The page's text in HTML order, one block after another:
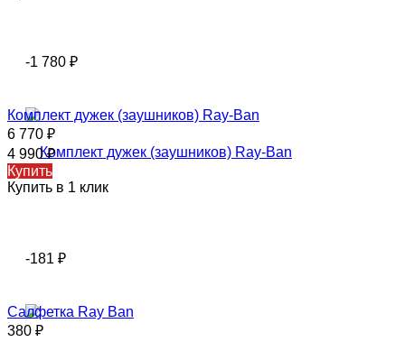
-1 780 ₽
Комплект дужек (заушников) Ray-Ban
6 770 ₽
4 990₽
Купить
Купить в 1 клик
-181 ₽
Салфетка Ray Ban
380 ₽